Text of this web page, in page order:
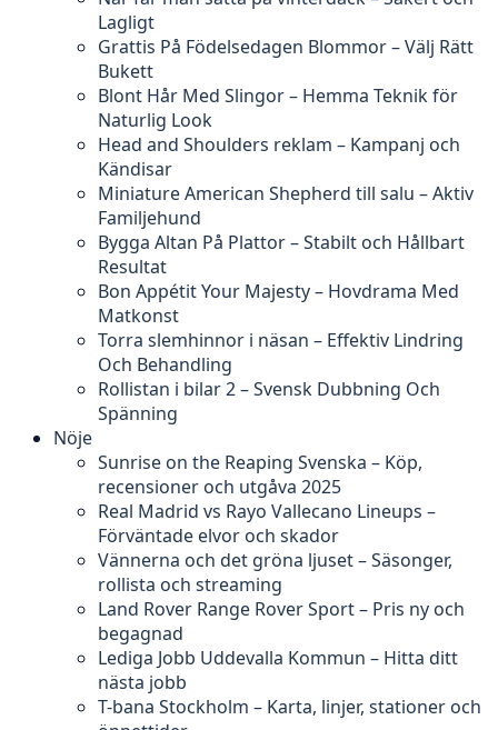
Lagligt
Grattis På Födelsedagen Blommor – Välj Rätt
Bukett
Blont Hår Med Slingor – Hemma Teknik för
Naturlig Look
Head and Shoulders reklam – Kampanj och
Kändisar
Miniature American Shepherd till salu – Aktiv
Familjehund
Bygga Altan På Plattor – Stabilt och Hållbart
Resultat
Bon Appétit Your Majesty – Hovdrama Med
Matkonst
Torra slemhinnor i näsan – Effektiv Lindring
Och Behandling
Rollistan i bilar 2 – Svensk Dubbning Och
Spänning
Nöje
Sunrise on the Reaping Svenska – Köp,
recensioner och utgåva 2025
Real Madrid vs Rayo Vallecano Lineups –
Förväntade elvor och skador
Vännerna och det gröna ljuset – Säsonger,
rollista och streaming
Land Rover Range Rover Sport – Pris ny och
begagnad
Lediga Jobb Uddevalla Kommun – Hitta ditt
nästa jobb
T-bana Stockholm – Karta, linjer, stationer och